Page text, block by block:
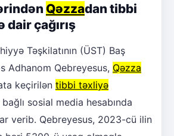
Qəzzadan tibbi
çağırış
Təşkilatının (ÜST) Baş
Adhanom Qebreyesus, Qəzza
keçirilən tibbi təxliyə
sosial media hesabında
verib. Qebreyesus, 2023-cü ilin